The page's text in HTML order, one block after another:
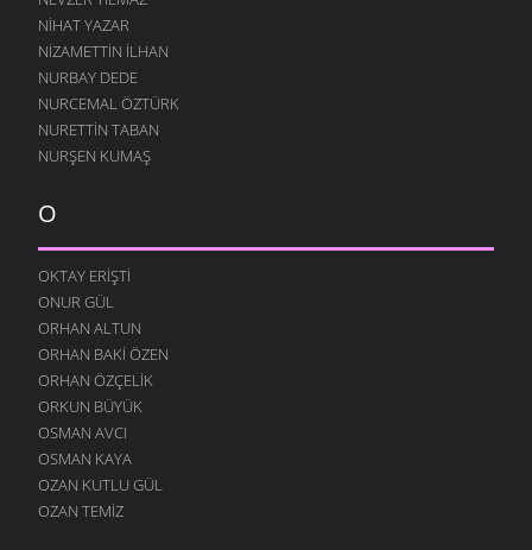
SEVGI EMEK İSTER
16 ŞUBAT 2009
HATIRLAR SENI KÖYÜMÜN İNSANI
8 ŞUBAT 2009
BOROBANA GIDERDI
24 OCAK 2009
18 OCAK 2009
NE KÖYÜ TANIR, NE DE KÜLTÜRÜNÜ
13 OCAK 2009
DINLE BENI OĞULCAN
11 OCAK 2009
FILISTIN İÇIN UYAN
7 OCAK 2009
AĞLARDI
7 OCAK 2009
KÖYÜMÜ TANI
7 OCAK 2009
NIHAT YAZAR
NIZAMETTIN İLHAN
NURBAY DEDE
NURCEMAL ÖZTÜRK
NURETTIN TABAN
NURŞEN KUMAŞ
O
OKTAY ERIŞTI
ONUR GÜL
ORHAN ALTUN
ORHAN BAKI ÖZEN
ORHAN ÖZÇELIK
ORKUN BÜYÜK
OSMAN AVCI
OSMAN KAYA
OZAN KUTLU GÜL
OZAN TEMIZ